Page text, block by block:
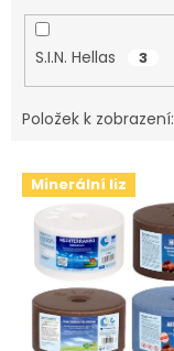
S.I.N. Hellas 3
Položek k zobrazení:
V Minerální liz